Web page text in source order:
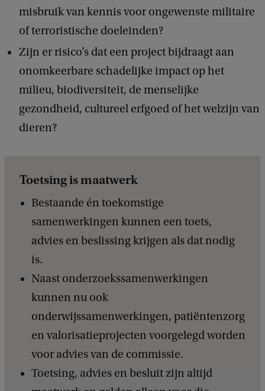
misbruik van kennis voor ongewenste militaire
of terroristische doeleinden?
Zijn er risico’s dat een project bijdraagt aan
onomkeerbare schadelijke impact op het
milieu, biodiversiteit, de menselijke
gezondheid, cultureel erfgoed of het welzijn van
dieren?
Toetsing is maatwerk
Bestaande én toekomstige
samenwerkingen kunnen een toets,
advies en beslissing krijgen als dat nodig
is.
Naast onderzoekssamenwerkingen
kunnen nu ook
onderwijssamenwerkingen, patiëntenzorg
en valorisatieprojecten voorgelegd worden
voor advies van de commissie.
Toetsing, advies en besluit zijn altijd